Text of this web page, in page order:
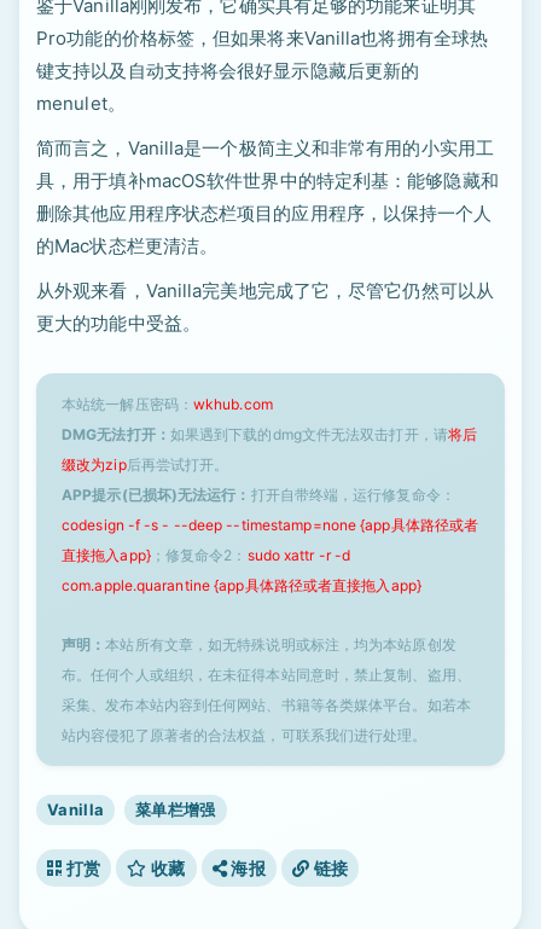
鉴于Vanilla刚刚发布，它确实具有足够的功能来证明其
Pro功能的价格标签，但如果将来Vanilla也将拥有全球热
键支持以及自动支持将会很好显示隐藏后更新的
menulet。
简而言之，Vanilla是一个极简主义和非常有用的小实用工
具，用于填补macOS软件世界中的特定利基：能够隐藏和
删除其他应用程序状态栏项目的应用程序，以保持一个人
的Mac状态栏更清洁。
从外观来看，Vanilla完美地完成了它，尽管它仍然可以从
更大的功能中受益。
本站统一解压密码： wkhub.com
DMG无法打开： 如果遇到下载的dmg文件无法双击打开，请将后
缀改为zip后再尝试打开。
APP提示(已损坏)无法运行： 打开自带终端，运行修复命令：
codesign -f -s - --deep --timestamp=none {app具体路径或者
直接拖入app}；修复命令2： sudo xattr -r -d
com.apple.quarantine {app具体路径或者直接拖入app}
声明：本站所有文章，如无特殊说明或标注，均为本站原创发
布。任何个人或组织，在未征得本站同意时，禁止复制、盗用、
采集、发布本站内容到任何网站、书籍等各类媒体平台。如若本
站内容侵犯了原著者的合法权益，可联系我们进行处理。
Vanilla 菜单栏增强
打赏 收藏 海报 链接